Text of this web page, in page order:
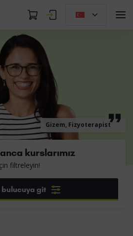
Gizem, Fizyoterapist
kurslarımız
filtreleyin!
bulucuya git